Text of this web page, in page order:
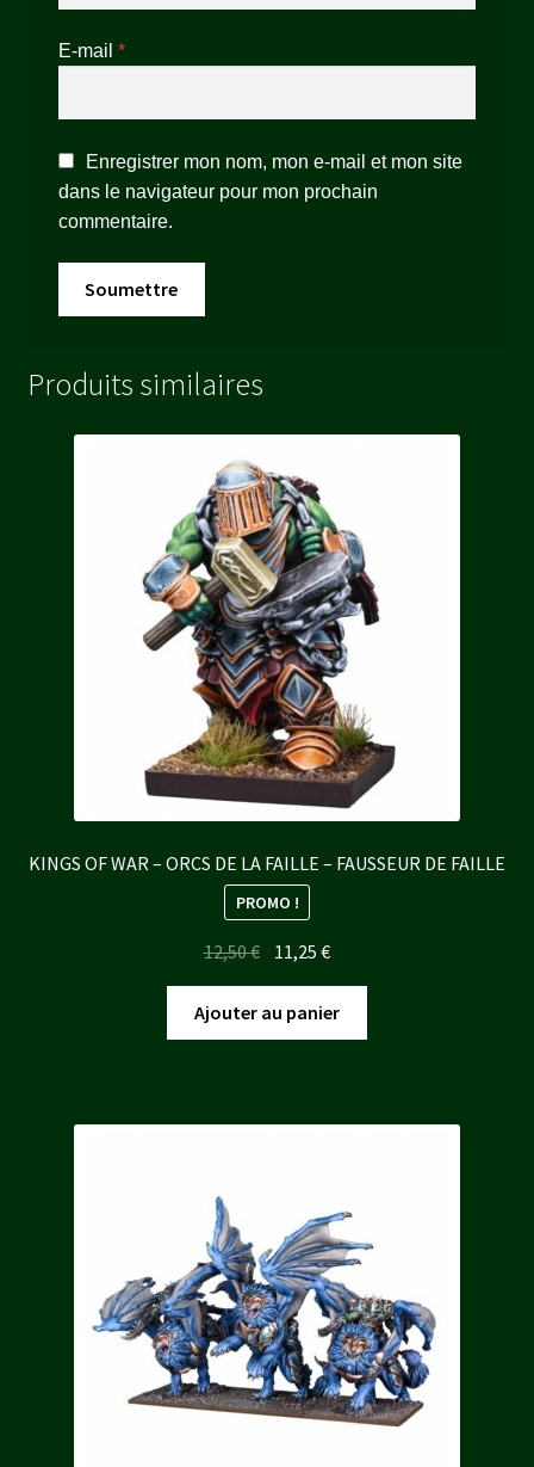
E-mail *
Enregistrer mon nom, mon e-mail et mon site
dans le navigateur pour mon prochain
commentaire.
Produits similaires
KINGS OF WAR – ORCS DE LA FAILLE – FAUSSEUR DE FAILLE
PROMO !
12,50€ Le
prix
initial
était :
11,25€Le
prix
actuel
est :
Ajouter au panier